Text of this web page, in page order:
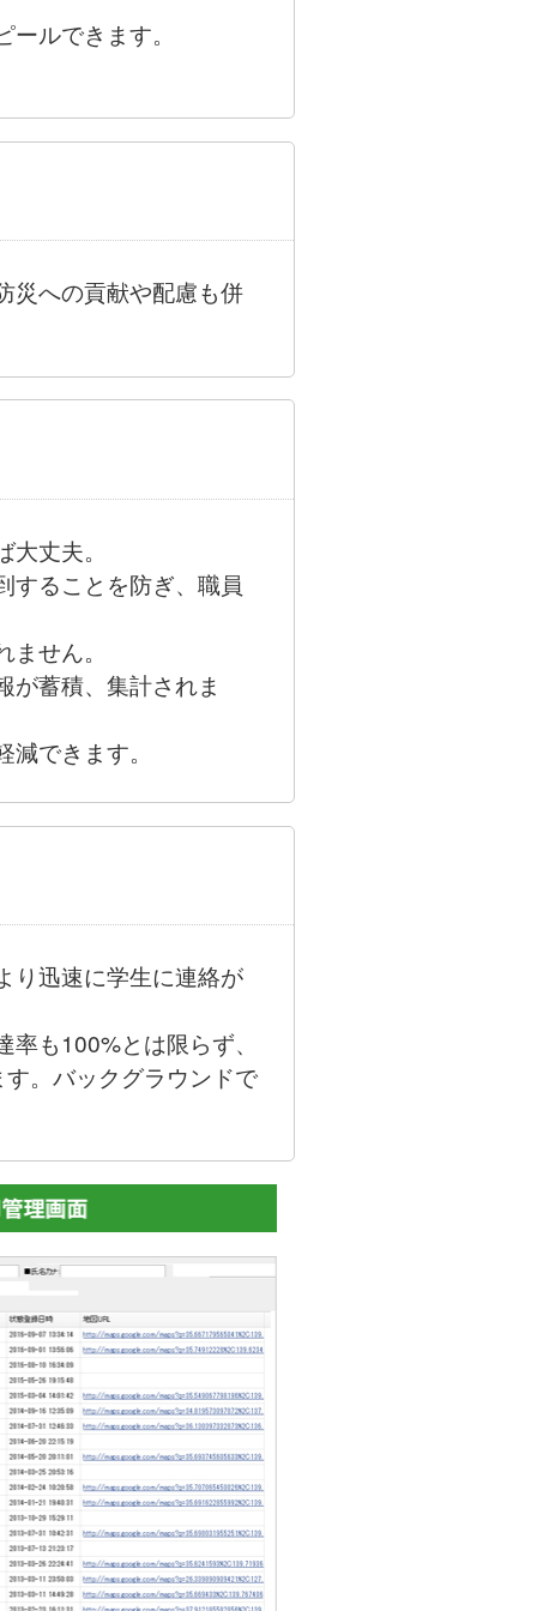
ルできます。
災への貢献や配慮も併
丈夫。
することを防ぎ、職員
せん。
が蓄積、集計されま
できます。
り迅速に学生に連絡が
も100%とは限らず、
。バックグラウンドで